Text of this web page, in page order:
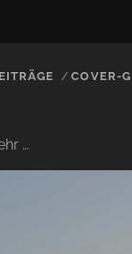
…
COVER-